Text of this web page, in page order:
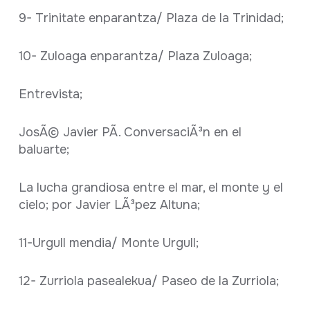
9- Trinitate enparantza/ Plaza de la Trinidad;
10- Zuloaga enparantza/ Plaza Zuloaga;
Entrevista;
JosÃ© Javier PÃ­. ConversaciÃ³n en el
baluarte;
La lucha grandiosa entre el mar, el monte y el
cielo; por Javier LÃ³pez Altuna;
11-Urgull mendia/ Monte Urgull;
12- Zurriola pasealekua/ Paseo de la Zurriola;